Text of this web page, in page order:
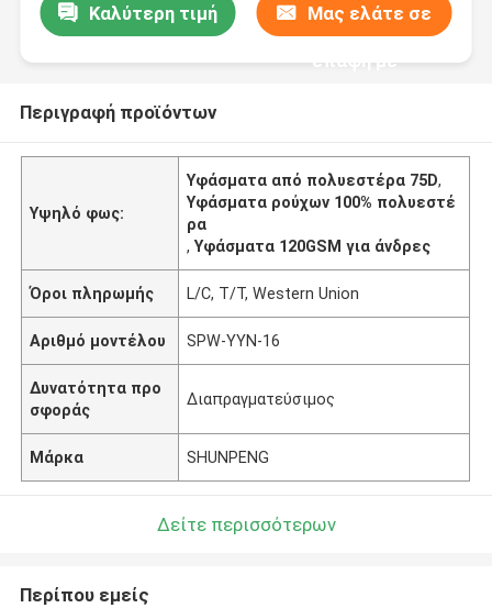
Καλύτερη τιμή Μας ελάτε σε
επαφή με
Περιγραφή προϊόντων
Υψηλό φως:
Υφάσματα από πολυεστέρα 75D,
Υφάσματα ρούχων 100% πολυεστέ
ρα
,Υφάσματα 120GSM για άνδρες
Όροι πληρωμής L/C, T/T, Western Union
Αριθμό μοντέλου SPW-YYN-16
Δυνατότητα προ
σφοράς
Διαπραγματεύσιμος
Μάρκα SHUNPENG
Δείτε περισσότερων
Περίπου εμείς